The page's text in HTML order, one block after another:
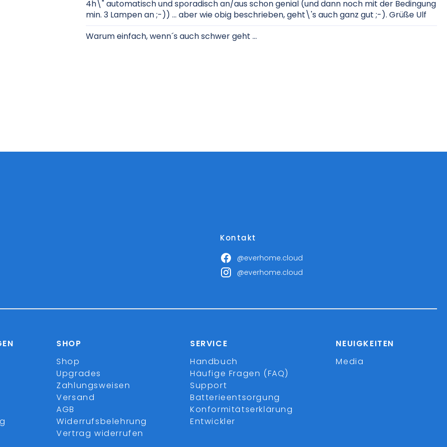
4h\" automatisch und sporadisch an/aus schon genial (und dann noch mit der Bedingung
min. 3 Lampen an ;-)) ... aber wie obig beschrieben, geht\'s auch ganz gut ;-). Grüße Ulf
Warum einfach, wenn´s auch schwer geht ...
Kontakt
@everhome.cloud
@everhome.cloud
SHOP
Shop
Upgrades
Zahlungsweisen
Versand
AGB
Widerrufsbelehrung
Vertrag widerrufen
SERVICE
Handbuch
Häufige Fragen (FAQ)
Support
Batterieentsorgung
Konformitätserklärung
Entwickler
NEUIGKEITEN
Media